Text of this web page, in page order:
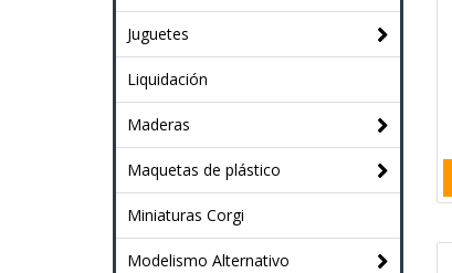
Juguetes
Liquidación
Maderas
Maquetas de plástico
Miniaturas Corgi
Modelismo Alternativo